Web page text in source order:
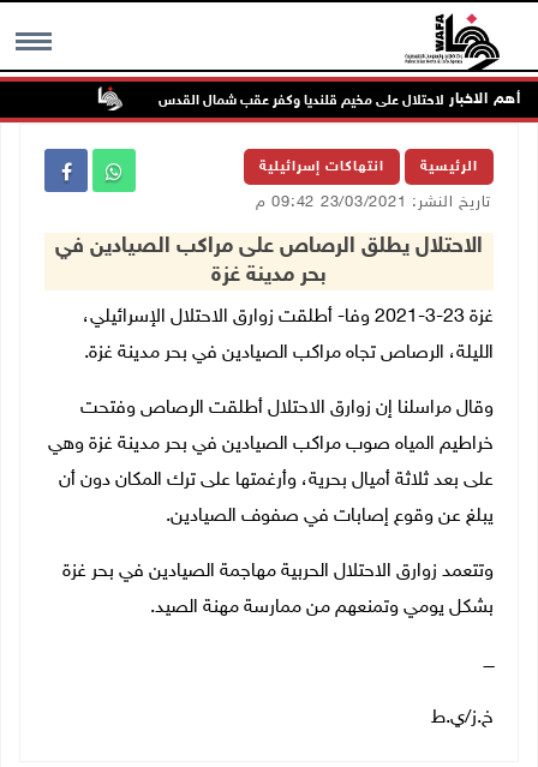
MENU أهم الاخبار
الرئيسية انتهاكات إسرائيلية
تاريخ النشر: 23/03/2021 09:42 م
الاحتلال يطلق الرصاص على مراكب الصيادين في
بحر مدينة غزة
غزة 23-3-2021 وفا- أطلقت زوارق الاحتلال الإسرائيلي،
الليلة، الرصاص تجاه مراكب الصيادين في بحر مدينة غزة.
وقال مراسلنا إن زوارق الاحتلال أطلقت الرصاص وفتحت
خراطيم المياه صوب مراكب الصيادين في بحر مدينة غزة وهي
على بعد ثلاثة أميال بحرية، وأرغمتها على ترك المكان دون أن
يبلغ عن وقوع إصابات في صفوف الصيادين.
وتتعمد زوارق الاحتلال الحربية مهاجمة الصيادين في بحر غزة
بشكل يومي وتمنعهم من ممارسة مهنة الصيد.
ــــ
خ.ز/ي.ط